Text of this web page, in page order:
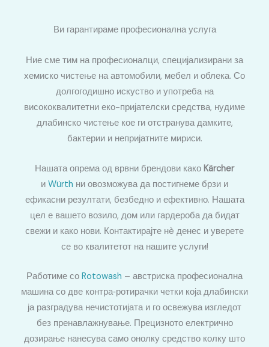
Ви гарантираме професионална услуга
Ние сме тим на професионалци, специјализирани за
хемиско чистење на автомобили, мебел и облека. Со
долгогодишно искуство и употреба на
висококвалитетни еко-пријателски средства, нудиме
длабинско чистење кое ги отстранува дамките,
бактерии и непријатните мириси.
Нашата опрема од врвни брендови како Kärcher
и Würth ни овозможува да постигнеме брзи и
ефикасни резултати, безбедно и ефективно. Нашата
цел е вашето возило, дом или гардероба да бидат
свежи и како нови. Контактирајте нè денес и уверете
се во квалитетот на нашите услуги!
Работиме со Rotowash – австриска професионална
машина со две контра‑ротирачки четки која длабински
ја разградува нечистотијата и го освежува изгледот
без пренавлажнување. Прецизното електрично
дозирање нанесува само онолку средство колку што